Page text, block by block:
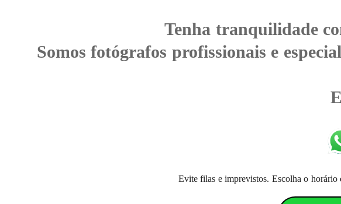
Tenha tranquilidade
Somos fotógrafos profissionais e
Evite filas e imprevistos. Escolha o horário